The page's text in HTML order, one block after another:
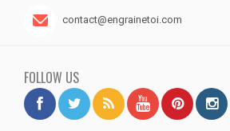
contact@engrainetoi.com
FOLLOW US